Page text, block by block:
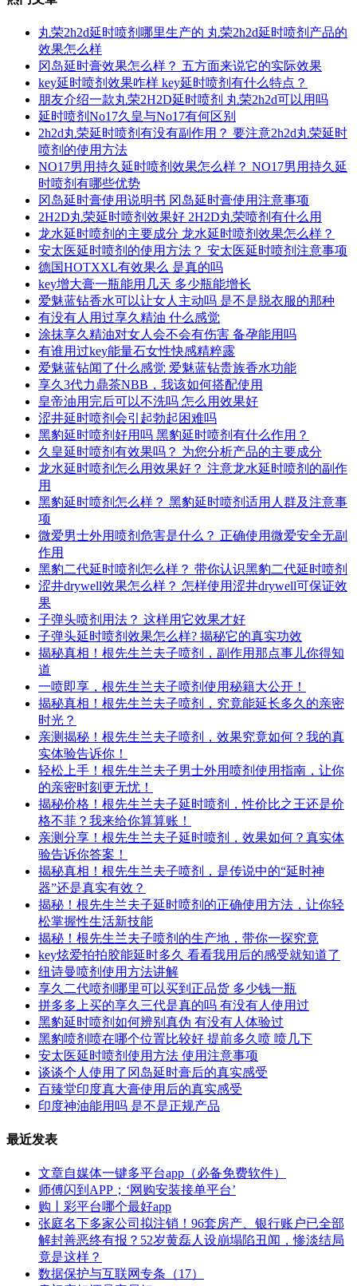
丸荣2h2d延时喷剂哪里生产的 丸荣2h2d延时喷剂产品的
效果怎么样
冈岛延时膏效果怎么样？ 五方面来说它的实际效果
key延时喷剂效果咋样 key延时喷剂有什么特点？
朋友介绍一款丸荣2H2D延时喷剂 丸荣2h2d可以用吗
延时喷剂No17久皇与No17有何区别
2h2d丸荣延时喷剂有没有副作用？ 要注意2h2d丸荣延时
喷剂的使用方法
NO17男用持久延时喷剂效果怎么样？ NO17男用持久延
时喷剂有哪些优势
冈岛延时膏使用说明书 冈岛延时膏使用注意事项
2H2D丸荣延时喷剂效果好 2H2D丸荣喷剂有什么用
龙水延时喷剂的主要成分 龙水延时喷剂效果怎么样？
安太医延时喷剂的使用方法？ 安太医延时喷剂注意事项
德国HOTXXL有效果么 是真的吗
key增大膏一瓶能用几天 多少瓶能增长
爱魅蓝钻香水可以让女人主动吗 是不是脱衣服的那种
有没有人用过享久精油 什么感觉
涂抹享久精油对女人会不会有伤害 备孕能用吗
有谁用过key能量石女性快感精粹露
爱魅蓝钻闻了什么感觉 爱魅蓝钻贵族香水功能
享久3代力鼎茶NBB，我该如何搭配使用
皇帝油用完后可以不洗吗 怎么用效果好
涩井延时喷剂会引起勃起困难吗
黑豹延时喷剂好用吗 黑豹延时喷剂有什么作用？
久皇延时喷剂有效果吗？ 为您分析产品的主要成分
龙水延时喷剂怎么用效果好？ 注意龙水延时喷剂的副作
用
黑豹延时喷剂怎么样？ 黑豹延时喷剂适用人群及注意事
项
微爱男士外用喷剂危害是什么？ 正确使用微爱安全无副
作用
黑豹二代延时喷剂怎么样？ 带你认识黑豹二代延时喷剂
涩井drywell效果怎么样？ 怎样使用涩井drywell可保证效
果
子弹头喷剂用法？ 这样用它效果才好
子弹头延时喷剂效果怎么样? 揭秘它的真实功效
揭秘真相！根先生兰夫子喷剂，副作用那点事儿你得知
道
一喷即享，根先生兰夫子喷剂使用秘籍大公开！
揭秘真相！根先生兰夫子喷剂，究竟能延长多久的亲密
时光？
亲测揭秘！根先生兰夫子喷剂，效果究竟如何？我的真
实体验告诉你！
轻松上手！根先生兰夫子男士外用喷剂使用指南，让你
的亲密时刻更无忧！
揭秘价格！根先生兰夫子延时喷剂，性价比之王还是价
格不菲？我来给你算算账！
亲测分享！根先生兰夫子延时喷剂，效果如何？真实体
验告诉你答案！
揭秘真相！根先生兰夫子喷剂，是传说中的“延时神
器”还是真实有效？
揭秘！根先生兰夫子延时喷剂的正确使用方法，让你轻
松掌握性生活新技能
揭秘！根先生兰夫子喷剂的生产地，带你一探究竟
key炫爱拍拍胶能延时多久 看看我用后的感受就知道了
纽诗曼喷剂使用方法讲解
享久二代喷剂哪里可以买到正品货 多少钱一瓶
拼多多上买的享久三代是真的吗 有没有人使用过
黑豹延时喷剂如何辨别真伪 有没有人体验过
黑豹喷剂喷在哪个位置比较好 提前多久喷 喷几下
安太医延时喷剂使用方法 使用注意事项
谈谈个人使用了冈岛延时膏后的真实感受
百臻堂印度真大膏使用后的真实感受
印度神油能用吗 是不是正规产品
最近发表
文章自媒体一键多平台app（必备免费软件）
师傅闪到APP；‘网购安装接单平台’
购丨彩平台哪个最好app
张庭名下多家公司拟注销！96套房产、银行账户已全部
解封善恶终有报？52岁黄磊人设崩塌陷丑闻，惨淡结局
竟是这样？
数据保护与互联网专条（17）